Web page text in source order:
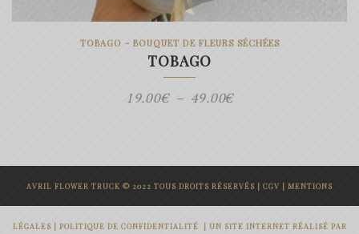
TOBAGO - BOUQUET DE FLEURS SÉCHÉES
TOBAGO
19.00€ – 49.00€Plage
19.00€
à
AVRIL FLOWER TRUCK © 2022 TOUS DROITS RÉSERVÉS | CGV MENTIONS
LÉGALES| POLITIQUE DE CONFIDENTIALITÉ UN SITE INTERNET RÉALISÉ PAR